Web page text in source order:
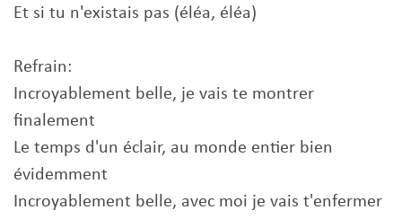
Et si tu n'existais pas (éléa, éléa)
Refrain:
Incroyablement belle, je vais te montrer
finalement
Le temps d'un éclair, au monde entier bien
évidemment
Incroyablement belle, avec moi je vais t'enfermer